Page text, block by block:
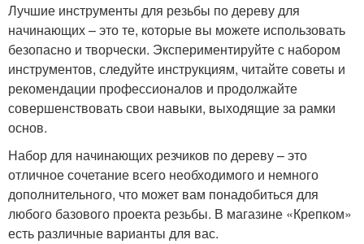
Лучшие инструменты для резьбы по дереву для
начинающих – это те, которые вы можете использовать
безопасно и творчески. Экспериментируйте с набором
инструментов, следуйте инструкциям, читайте советы и
рекомендации профессионалов и продолжайте
совершенствовать свои навыки, выходящие за рамки
основ.
Набор для начинающих резчиков по дереву – это
отличное сочетание всего необходимого и немного
дополнительного, что может вам понадобиться для
любого базового проекта резьбы. В магазине «Крепком»
есть различные варианты для вас.